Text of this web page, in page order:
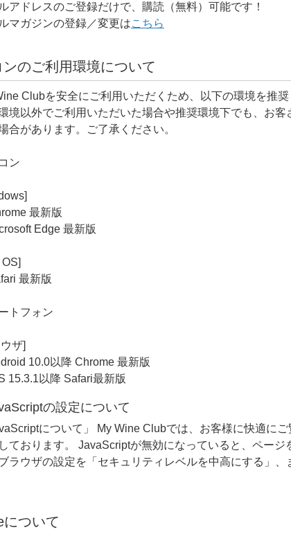
アドレスのご登録だけで、購読（無料）可能です！
マガジンの登録／変更はこちら
のご利用環境について
Clubを安全にご利用いただくため、以下の環境を推奨
境以外でご利用いただいた場合や推奨環境下でも、お
合があります。ご了承ください。
ン
最新版
Edge 最新版
最新版
トフォン
ザ]
10.0以降 Chrome 最新版
15.3.1以降 Safari最新版
の設定について
について」 My Wine Clubでは、お客様に快適に
ております。 JavaScriptが無効になっていると、ペー
ラウザの設定を「セキュリティレベルを中高にする」
について